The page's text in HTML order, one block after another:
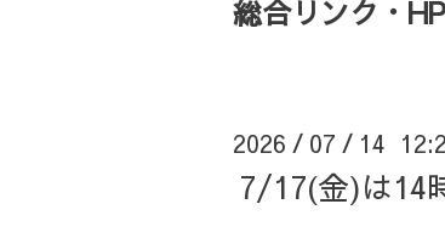
総合リンク・
2026 / 07 / 14
7/17(金)は14